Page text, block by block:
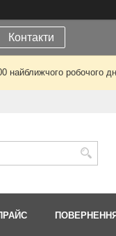
Контакти
найближчого робочого